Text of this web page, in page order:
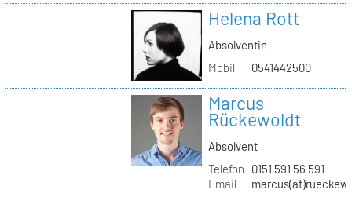
Helena Rott
Absolventin
Mobil
0541442500
Marcus
Rückewoldt
Absolvent
Telefon
0151 591 56 591
Email